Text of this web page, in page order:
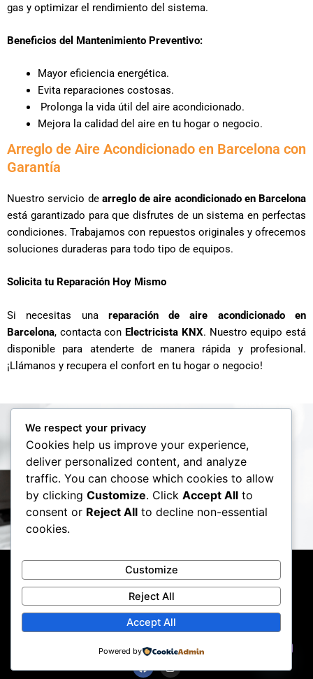
gas y optimizar el rendimiento del sistema.
Beneficios del Mantenimiento Preventivo:
Mayor eficiencia energética.
Evita reparaciones costosas.
Prolonga la vida útil del aire acondicionado.
Mejora la calidad del aire en tu hogar o negocio.
Arreglo de Aire Acondicionado en Barcelona con
Garantía
Nuestro servicio de arreglo de aire acondicionado en Barcelona
está garantizado para que disfrutes de un sistema en perfectas
condiciones. Trabajamos con repuestos originales y ofrecemos
soluciones duraderas para todo tipo de equipos.
Solicita tu Reparación Hoy Mismo
Si necesitas una reparación de aire acondicionado en
Barcelona, contacta con Electricista KNX. Nuestro equipo está
disponible para atenderte de manera rápida y profesional.
¡Llámanos y recupera el confort en tu hogar o negocio!
Llámanos
932203982
EMPRESASERVICIOSPIDE PRESUPUESTO
NUEVA POLÍTICA DE PRIVACIDADCONDICIONES DE USO
AVISO LEGALDOMOTICAYGESTION@GMAIL.COM
Derechos de autor © 2024 por Electricistaknx.com.
F I
We respect your privacy
Cookies help us improve your experience,
deliver personalized content, and analyze
traffic. You can choose which cookies to allow
by clicking Customize. Click Accept All to
consent or Reject All to decline non-essential
cookies.
Customize
Reject All
Accept All
Powered by Contact us
Open